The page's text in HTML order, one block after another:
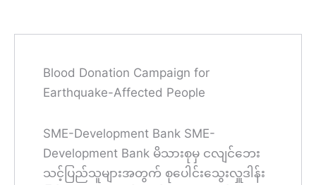
Blood Donation Campaign for
Earthquake-Affected People
SME-Development Bank SME-
Development Bank မိသားစုမှ ငလျင်ဘေး
သင့်ပြည်သူများအတွက် စုပေါင်းသွေးလှူဒါန်း